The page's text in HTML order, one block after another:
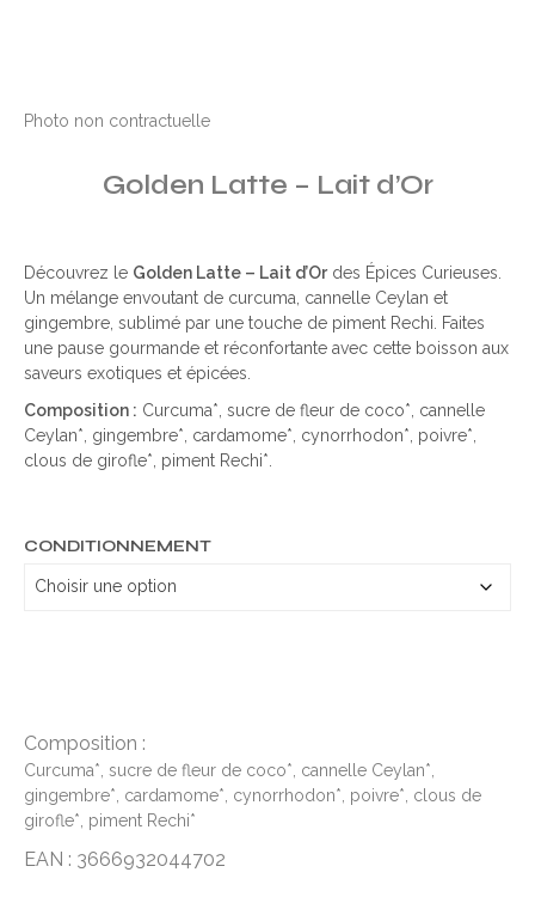
Photo non contractuelle
Golden Latte – Lait d’Or
Découvrez le Golden Latte – Lait d’Ordes Épices Curieuses.
Un mélange envoutant de curcuma, cannelle Ceylan et
gingembre, sublimé par une touche de piment Rechi. Faites
une pause gourmande et réconfortante avec cette boisson aux
saveurs exotiques et épicées.
Composition : Curcuma*, sucre de fleur de coco*, cannelle
Ceylan*, gingembre*, cardamome*, cynorrhodon*, poivre*,
clous de girofle*, piment Rechi*.
CONDITIONNEMENT
Composition :
Curcuma*, sucre de fleur de coco*, cannelle Ceylan*,
gingembre*, cardamome*, cynorrhodon*, poivre*, clous de
girofle*, piment Rechi*
EAN : 3666932044702